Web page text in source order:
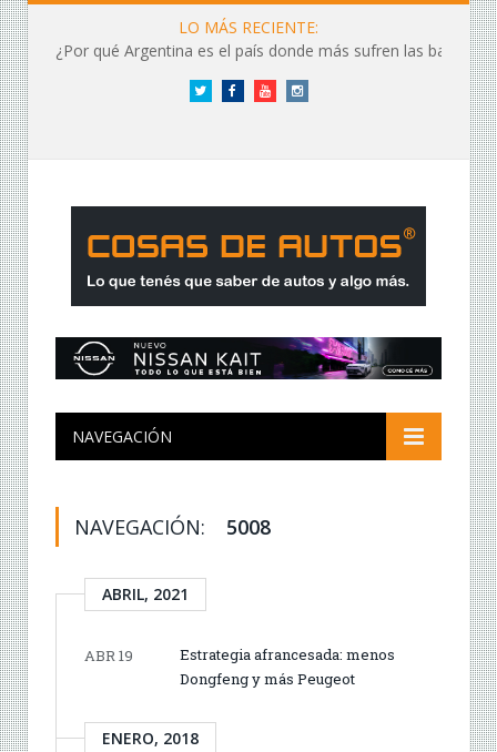
LO MÁS RECIENTE:
¿Por qué Argentina es el país donde más sufren las baterías?
Twitter FacebookYouTubeInstagram
NAVEGACIÓN
NAVEGACIÓN: 5008
ABRIL, 2021
ABR 19
Estrategia afrancesada: menos
Dongfeng y más Peugeot
ENERO, 2018